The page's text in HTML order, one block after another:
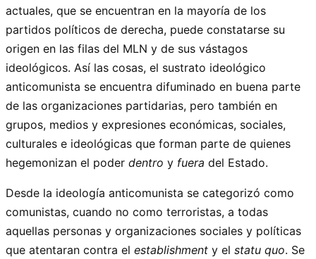
actuales, que se encuentran en la mayoría de los
partidos políticos de derecha, puede constatarse su
origen en las filas del MLN y de sus vástagos
ideológicos. Así las cosas, el sustrato ideológico
anticomunista se encuentra difuminado en buena parte
de las organizaciones partidarias, pero también en
grupos, medios y expresiones económicas, sociales,
culturales e ideológicas que forman parte de quienes
hegemonizan el poder dentro y fuera del Estado.
Desde la ideología anticomunista se categorizó como
comunistas, cuando no como terroristas, a todas
aquellas personas y organizaciones sociales y políticas
que atentaran contra el establishment y el statu quo. Se